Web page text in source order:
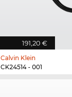
191,20 €
Calvin Klein
CK24514 - 001